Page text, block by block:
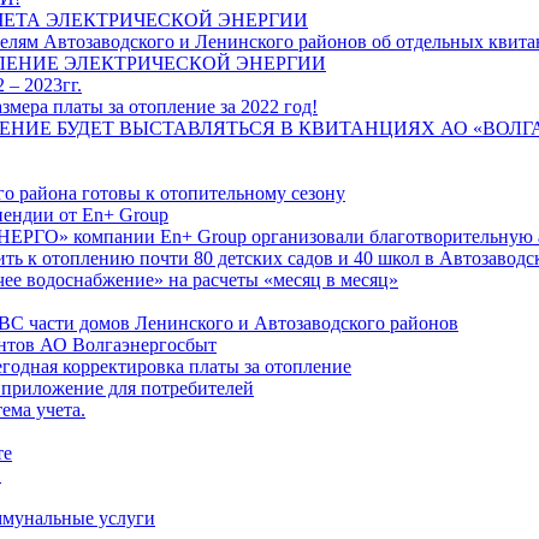
ЭЛЕКТРИЧЕСКОЙ ЭНЕРГИИ
Автозаводского и Ленинского районов об отдельных
ЭЛЕКТРИЧЕСКОЙ ЭНЕРГИИ
2023гг.
платы за отопление за 2022 год!
БУДЕТ ВЫСТАВЛЯТЬСЯ В КВИТАНЦИЯХ АО
района готовы к отопительному сезону
от En+ Group
компании En+ Group организовали благотворительную
к отоплению почти 80 детских садов и 40 школ в
водоснабжение» на расчеты «месяц в месяц»
части домов Ленинского и Автозаводского районов
АО Волгаэнергосбыт
корректировка платы за отопление
для потребителей
учета.
услуги